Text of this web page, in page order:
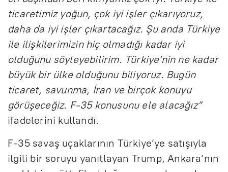
ticaretimiz yoğun, çok iyi işler çıkarıyoruz,
daha da iyi işler çıkartacağız. Şu anda Türkiye
ile ilişkilerimizin hiç olmadığı kadar iyi
olduğunu söyleyebilirim. Türkiye'nin ne kadar
büyük bir ülke olduğunu biliyoruz. Bugün
ticaret, savunma, İran ve birçok konuyu
görüşeceğiz. F-35 konusunu ele alacağız”
ifadelerini kullandı.
F-35 savaş uçaklarının Türkiye’ye satışıyla
ilgili bir soruyu yanıtlayan Trump, Ankara’nın